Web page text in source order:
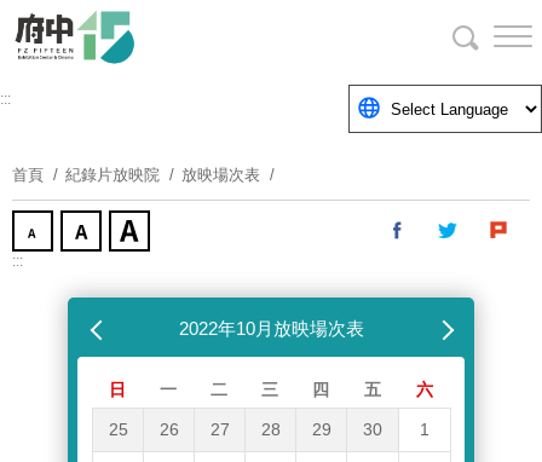
要
塊
:::
首頁 紀錄片放映院 放映場次表
:::
2022年10月放映場次表下個月
日 一 二 三 四 五 六
25 26 27 28 29 30 1